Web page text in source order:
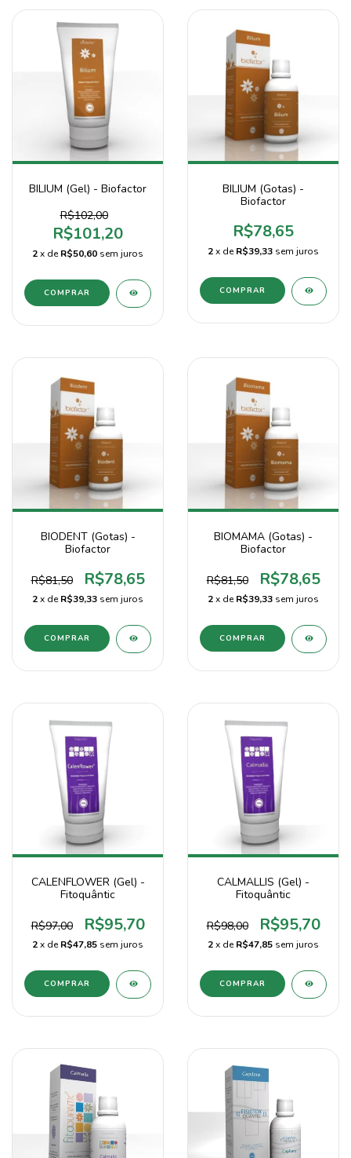
BILIUM (Gel) - Biofactor
R$102,00
R$101,20
2x deR$50,60 sem juros
BILIUM (Gotas) -
Biofactor
R$78,65
2x deR$39,33 sem juros
BIODENT (Gotas) -
Biofactor
R$81,50 R$78,65
2x deR$39,33 sem juros
BIOMAMA (Gotas) -
Biofactor
R$81,50 R$78,65
2x deR$39,33 sem juros
CALENFLOWER (Gel) -
Fitoquântic
R$97,00 R$95,70
2x deR$47,85 sem juros
CALMALLIS (Gel) -
Fitoquântic
R$98,00 R$95,70
2x deR$47,85 sem juros